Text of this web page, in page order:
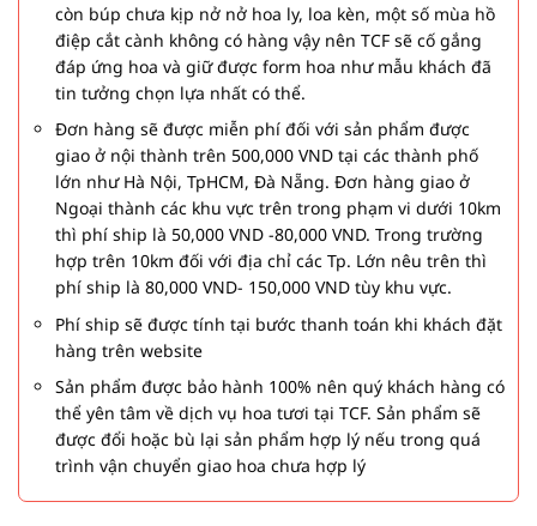
còn búp chưa kịp nở nở hoa ly, loa kèn, một số mùa hồ
điệp cắt cành không có hàng vậy nên TCF sẽ cố gắng
đáp ứng hoa và giữ được form hoa như mẫu khách đã
tin tưởng chọn lựa nhất có thể.
Đơn hàng sẽ được miễn phí đối với sản phẩm được
giao ở nội thành trên 500,000 VND tại các thành phố
lớn như Hà Nội, TpHCM, Đà Nẵng. Đơn hàng giao ở
Ngoại thành các khu vực trên trong phạm vi dưới 10km
thì phí ship là 50,000 VND -80,000 VND. Trong trường
hợp trên 10km đối với địa chỉ các Tp. Lớn nêu trên thì
phí ship là 80,000 VND- 150,000 VND tùy khu vực.
Phí ship sẽ được tính tại bước thanh toán khi khách đặt
hàng trên website
Sản phẩm được bảo hành 100% nên quý khách hàng có
thể yên tâm về dịch vụ hoa tươi tại TCF. Sản phẩm sẽ
được đổi hoặc bù lại sản phẩm hợp lý nếu trong quá
trình vận chuyển giao hoa chưa hợp lý